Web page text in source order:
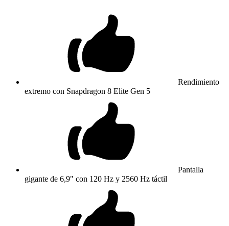
Rendimiento
extremo con Snapdragon 8 Elite Gen 5
Pantalla
gigante de 6,9" con 120 Hz y 2560 Hz táctil